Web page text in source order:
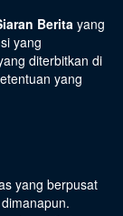
Berita yang
yang
diterbitkan di
yang
yang berpusat